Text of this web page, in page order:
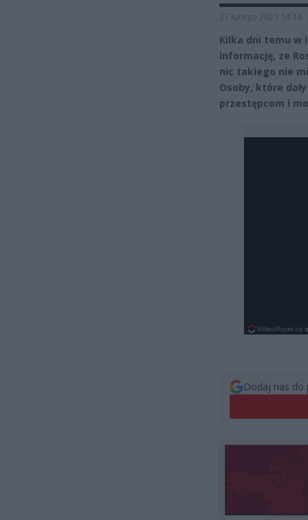
27 lutego 2021 14:14
Kilka dni temu w
informację, ze
nic takiego nie
Osoby, które
przestępcom i
Dodaj nas do